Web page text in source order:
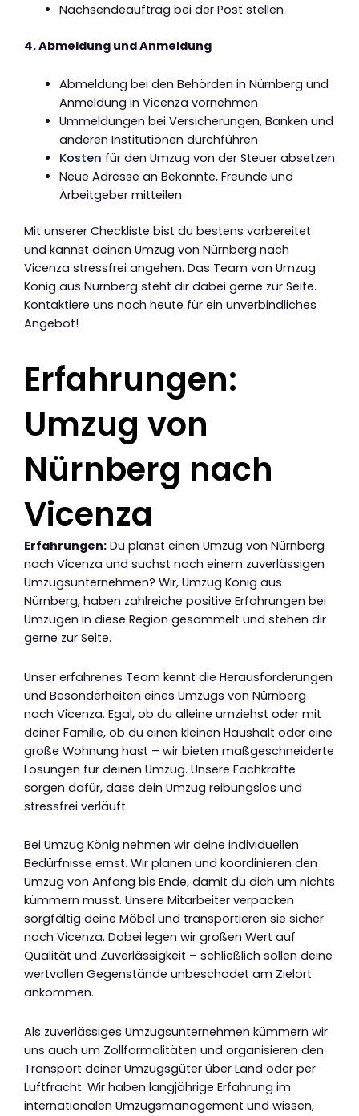
Nachsendeauftrag bei der Post stellen
4. Abmeldung und Anmeldung
Abmeldung bei den Behörden in Nürnberg und
Anmeldung in Vicenza vornehmen
Ummeldungen bei Versicherungen, Banken und
anderen Institutionen durchführen
Kosten für den Umzug von der Steuer absetzen
Neue Adresse an Bekannte, Freunde und
Arbeitgeber mitteilen
Mit unserer Checkliste bist du bestens vorbereitet
und kannst deinen Umzug von Nürnberg nach
Vicenza stressfrei angehen. Das Team von Umzug
König aus Nürnberg steht dir dabei gerne zur Seite.
Kontaktiere uns noch heute für ein unverbindliches
Angebot!
Erfahrungen:
Umzug von
Nürnberg nach
Vicenza
Erfahrungen: Du planst einen Umzug von Nürnberg
nach Vicenza und suchst nach einem zuverlässigen
Umzugsunternehmen? Wir, Umzug König aus
Nürnberg, haben zahlreiche positive Erfahrungen bei
Umzügen in diese Region gesammelt und stehen dir
gerne zur Seite.
Unser erfahrenes Team kennt die Herausforderungen
und Besonderheiten eines Umzugs von Nürnberg
nach Vicenza. Egal, ob du alleine umziehst oder mit
deiner Familie, ob du einen kleinen Haushalt oder eine
große Wohnung hast – wir bieten maßgeschneiderte
Lösungen für deinen Umzug. Unsere Fachkräfte
sorgen dafür, dass dein Umzug reibungslos und
stressfrei verläuft.
Bei Umzug König nehmen wir deine individuellen
Bedürfnisse ernst. Wir planen und koordinieren den
Umzug von Anfang bis Ende, damit du dich um nichts
kümmern musst. Unsere Mitarbeiter verpacken
sorgfältig deine Möbel und transportieren sie sicher
nach Vicenza. Dabei legen wir großen Wert auf
Qualität und Zuverlässigkeit – schließlich sollen deine
wertvollen Gegenstände unbeschadet am Zielort
ankommen.
Als zuverlässiges Umzugsunternehmen kümmern wir
uns auch um Zollformalitäten und organisieren den
Transport deiner Umzugsgüter über Land oder per
Luftfracht. Wir haben langjährige Erfahrung im
internationalen Umzugsmanagement und wissen,